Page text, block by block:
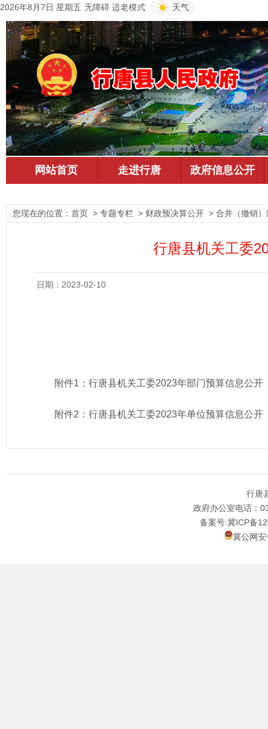
2026年8月7日 星期五 无障碍 适老模式 天气
您现在的位置： 首页 > 专题专栏 > 财政预决算公开 > 合并（撤销
行唐县机关工委
日期：2023-02-10
附件1： 行唐县机关工委2023年部门预算信息公开
附件2： 行唐县机关工委2023年单位预算信息公开